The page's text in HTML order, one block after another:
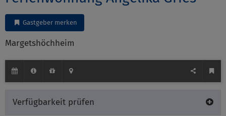
Gastgeber merken
Margetshöchheim
Verfügbarkeit prüfen